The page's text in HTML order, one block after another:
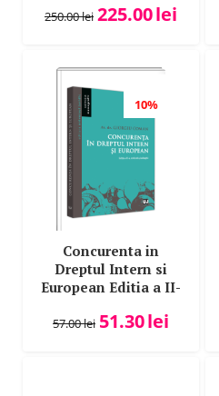
Liviu Pop.
Lucian Bercea
Lucian Criste
Lucian Mihai
Lucian-Sorin Stanescu
Luiza Neagu
Luiza-Cristina Gavrilescu
Luminita Cristiu-Ninu
Madalina Jebelean
Magdalena Iordache
Maria Nicola
Dauceanu
250.00lei 225.00lei
10%
Concurenta in
Dreptul Intern si
European Editia a II-
Adaugita - Coman
57.00lei 51.30lei